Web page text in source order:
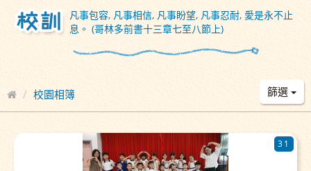
凡事包容, 凡事相信, 凡事盼望, 凡事忍耐, 愛是永不止
息。 (哥林多前書十三章七至八節上)
校園相簿 篩選
31